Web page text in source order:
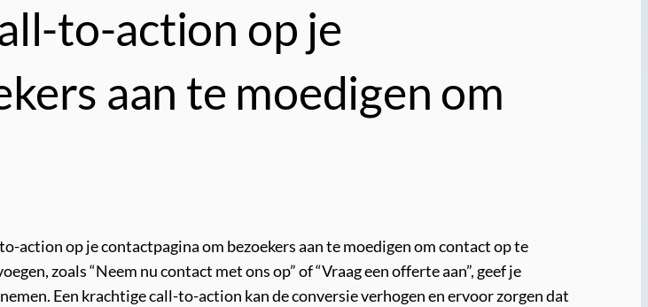
to-action op je
aan te moedigen om
action op je contactpagina om bezoekers aan te moedigen om contact op te
zoals “Neem nu contact met ons op” of “Vraag een offerte aan”, geef je
Een krachtige call-to-action kan de conversie verhogen en ervoor zorgen dat